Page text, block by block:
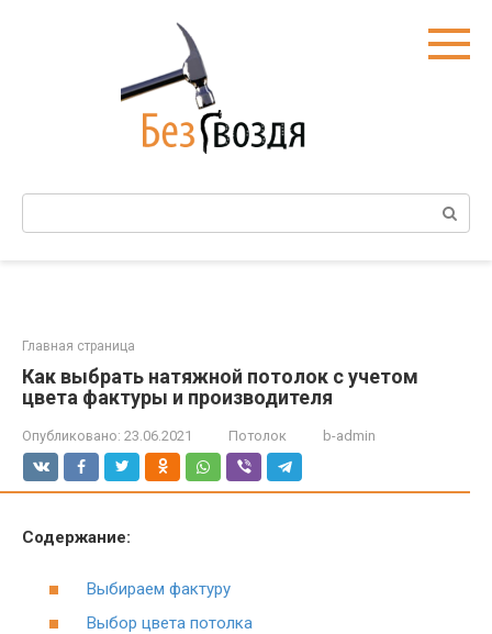
Поиск:
Главная страница
Как выбрать натяжной потолок с учетом
цвета фактуры и производителя
Опубликовано: 23.06.2021 Потолок b-admin
Содержание:
Выбираем фактуру
Выбор цвета потолка